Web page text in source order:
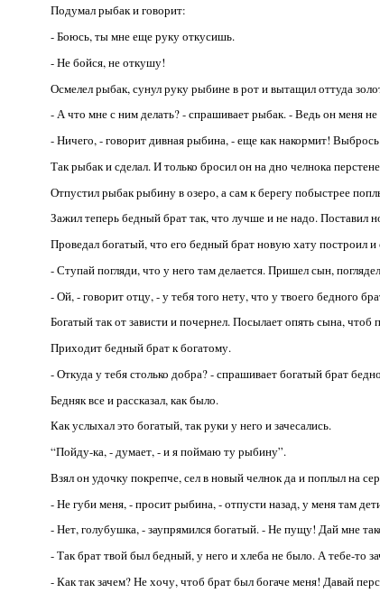
Подумал рыбак и говорит:
- Боюсь, ты мне еще руку откусишь.
- Не бойся, не откушу!
Осмелел рыбак, сунул руку рыбине в рот и вытащил оттуда
- А что мне с ним делать? - спрашивает рыбак. - Ведь он меня
- Ничего, - говорит дивная рыбина, - еще как накормит!
Так рыбак и сделал. И только бросил он на дно челнока
Отпустил рыбак рыбину в озеро, а сам к берегу побыстрее
Зажил теперь бедный брат так, что лучше и не надо. Поставил
Проведал богатый, что его бедный брат новую хату построил
- Ступай погляди, что у него там делается. Пришел сын,
- Ой, - говорит отцу, - у тебя того нету, что у твоего бедного
Богатый так от зависти и почернел. Посылает опять сына, чтоб
Приходит бедный брат к богатому.
- Откуда у тебя столько добра? - спрашивает богатый брат
Бедняк все и рассказал, как было.
Как услыхал это богатый, так руки у него и зачесались.
“Пойду-ка, - думает, - и я поймаю ту рыбину”.
Взял он удочку покрепче, сел в новый челнок да и поплыл на
- Не губи меня, - просит рыбина, - отпусти назад, у меня там
- Нет, голубушка, - заупрямился богатый. - Не пущу! Дай мне
- Так брат твой был бедный, у него и хлеба не было. А тебе-то
- Как так зачем? Не хочу, чтоб брат был богаче меня! Давай